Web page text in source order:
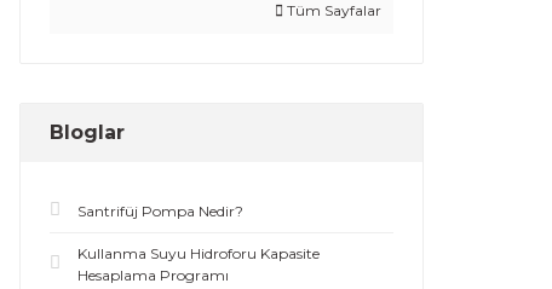
Tüm Sayfalar
Bloglar
Santrifüj Pompa Nedir?
Kullanma Suyu Hidroforu Kapasite
Hesaplama Programı